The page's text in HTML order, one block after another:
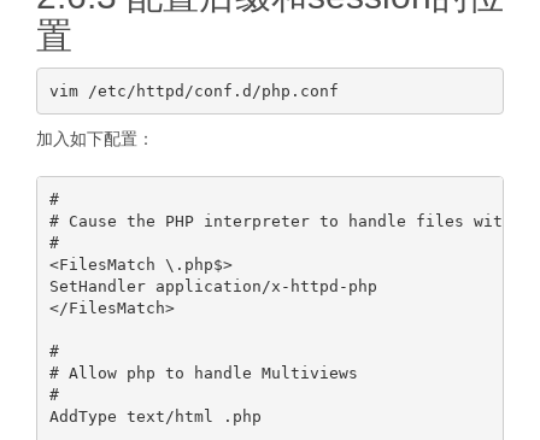
置
加入如下配置：
#
# Cause the PHP interpreter to handle files with a
#
<FilesMatch \.php$>
SetHandler application/x-httpd-php
</FilesMatch>
#
# Allow php to handle Multiviews
#
AddType text/html .php